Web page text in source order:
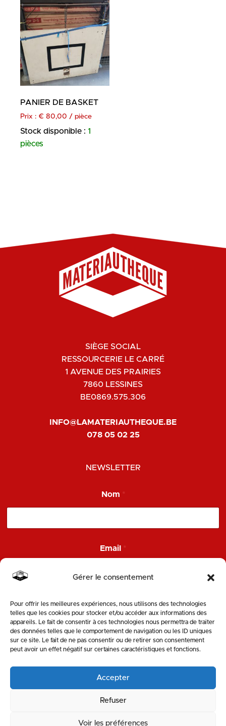
Gérer le consentement
Pour offrir les meilleures expériences, nous utilisons des technologies
telles que les cookies pour stocker et/ou accéder aux informations des
appareils. Le fait de consentir à ces technologies nous permettra de traiter
des données telles que le comportement de navigation ou les ID uniques
sur ce site. Le fait de ne pas consentir ou de retirer son consentement
peut avoir un effet négatif sur certaines caractéristiques et fonctions.
Accepter
Refuser
Voir les préférences
PANIER DE BASKET
Prix : € 80,00 / pièce
Stock disponible : 1
pièces
SIÈGE SOCIAL
RESSOURCERIE LE CARRÉ
1 AVENUE DES PRAIRIES
7860 LESSINES
BE0869.575.306
INFO@LAMATERIAUTHEQUE.BE
078 05 02 25
NEWSLETTER
m
a
m
a
i
l
Nom *
Email *
ENVOYER
SUIVEZ-NOUS